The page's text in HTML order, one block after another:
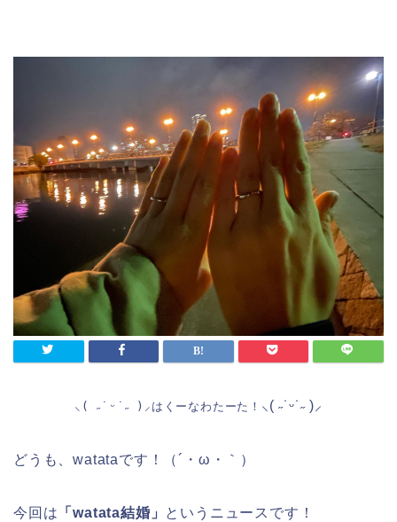
⸜( ˶˙ᵕ˙˶ )⸝はくーなわたーた！ ⸜( ˶˙ᵕ˙˶ )⸝
どうも、watataです！（´・ω・｀）
今回は 「watata結婚」 というニュースです！